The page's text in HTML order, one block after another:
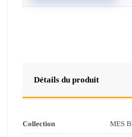
Détails du produit
Collection MES